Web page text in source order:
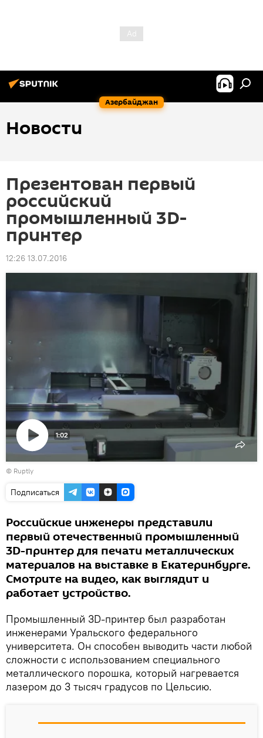
Азербайджан
Новости
Презентован первый
российский
промышленный 3D-
принтер
12:26 13.07.2016
Воспроизвести
видео
1:02
© Ruptly
Подписаться
Российские инженеры представили
первый отечественный промышленный
3D-принтер для печати металлических
материалов на выставке в Екатеринбурге.
Смотрите на видео, как выглядит и
работает устройство.
Промышленный 3D-принтер был разработан
инженерами Уральского федерального
университета. Он способен выводить части любой
сложности с использованием специального
металлического порошка, который нагревается
лазером до 3 тысяч градусов по Цельсию.